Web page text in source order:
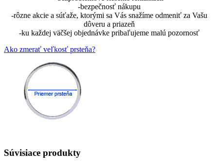
-bezpečnosť nákupu
-rôzne akcie a súťaže, ktorými sa Vás snažíme odmeniť za Vašu
dôveru a priazeň
-ku každej väčšej objednávke pribaľujeme malú pozornosť
Ako zmerať veľkosť prsteňa?
Súvisiace produkty